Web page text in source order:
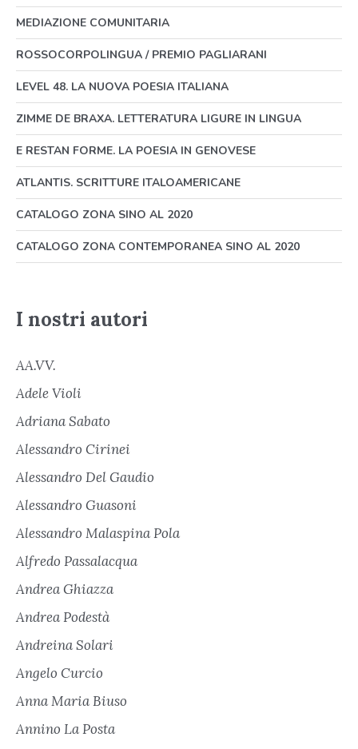
MEDIAZIONE COMUNITARIA
ROSSOCORPOLINGUA / PREMIO PAGLIARANI
LEVEL 48. LA NUOVA POESIA ITALIANA
ZIMME DE BRAXA. LETTERATURA LIGURE IN LINGUA
E RESTAN FORME. LA POESIA IN GENOVESE
ATLANTIS. SCRITTURE ITALOAMERICANE
CATALOGO ZONA SINO AL 2020
CATALOGO ZONA CONTEMPORANEA SINO AL 2020
I nostri autori
AA.VV.
Adele Violi
Adriana Sabato
Alessandro Cirinei
Alessandro Del Gaudio
Alessandro Guasoni
Alessandro Malaspina Pola
Alfredo Passalacqua
Andrea Ghiazza
Andrea Podestà
Andreina Solari
Angelo Curcio
Anna Maria Biuso
Annino La Posta